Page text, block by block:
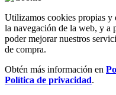
Utilizamos cookies propias y
la navegación de la web, y a
poder mejorar nuestros
de compra.
Obtén más información en
Política de privacidad.